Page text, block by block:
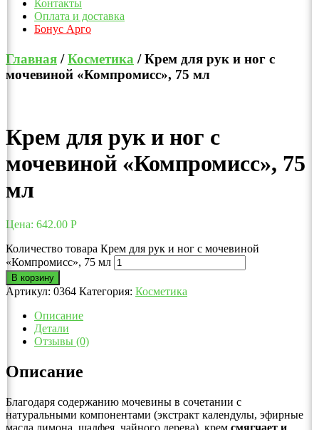
Контакты
Оплата и доставка
Бонус Арго
Главная /Косметика / Крем для рук и ног с
мочевиной «Компромисс», 75 мл
Крем для рук и ног с
мочевиной «Компромисс», 75
мл
Цена: 642.00 Р
Количество товара Крем для рук и ног с мочевиной
«Компромисс», 75 мл
В корзину
Артикул: 0364 Категория: Косметика
Описание
Детали
Отзывы (0)
Описание
Благодаря содержанию мочевины в сочетании с
натуральными компонентами (экстракт календулы, эфирные
масла лимона, шалфея, чайного дерева), крем смягчает и